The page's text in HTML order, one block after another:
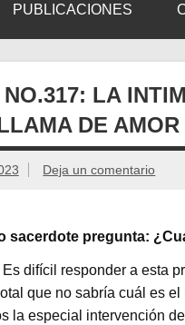
PUBLICACIONES
NO.317: LA
DE
Deja un comentario
sacerdote pregunta:
Es difícil responder a esta
que no sabría cuál es
la especial intervención